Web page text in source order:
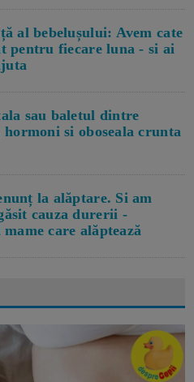
al bebelușului: Avem cate
pentru fiecare luna - si ai
sau baletul dintre
si oboseala crunta
la alăptare. Si am
cauza durerii -
care alăptează